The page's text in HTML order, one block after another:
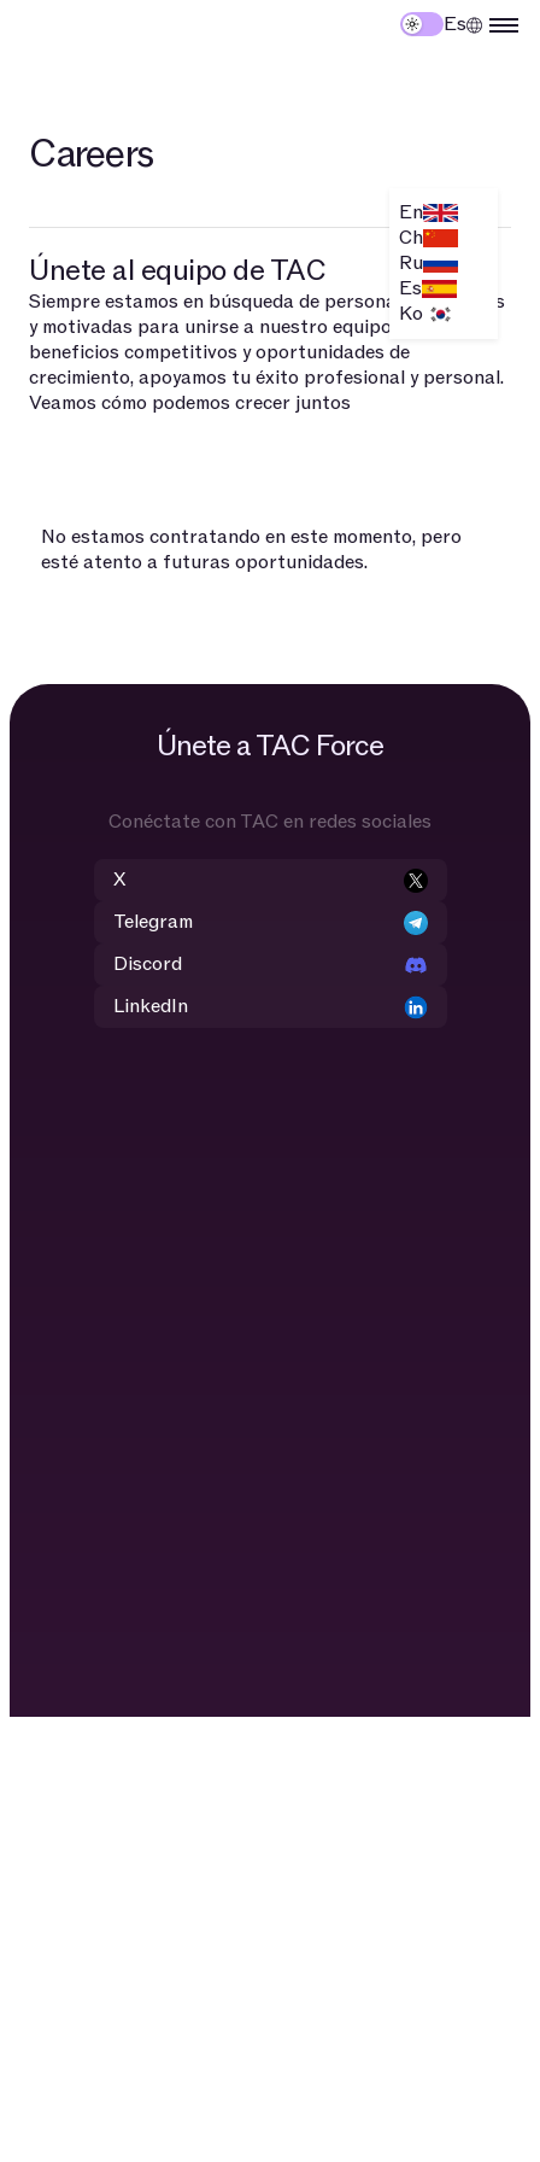
Es
En
Ch
Ru
Es
Ko
Careers
Únete al equipo de TAC
Siempre estamos en búsqueda de personas talentosas
y motivadas para unirse a nuestro equipo. Con
beneficios competitivos y oportunidades de
crecimiento, apoyamos tu éxito profesional y personal.
Veamos cómo podemos crecer juntos
No estamos contratando en este momento, pero
esté atento a futuras oportunidades.
Únete a TAC Force
Conéctate con TAC en redes sociales
X
Telegram
Discord
LinkedIn